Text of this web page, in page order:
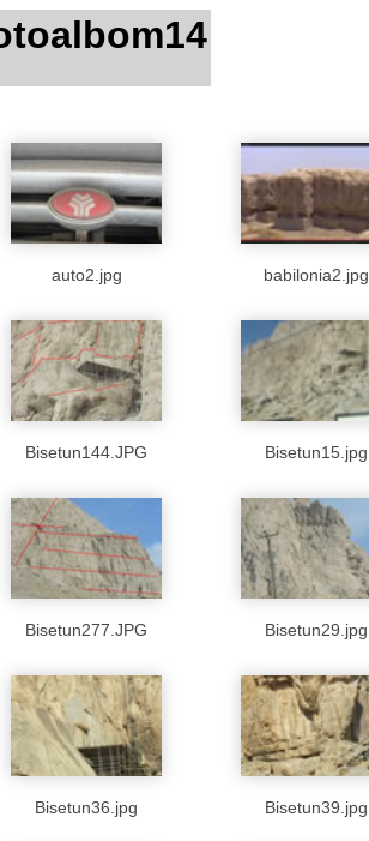
auto2.jpg babilonia2.jpg
Bisetun144.JPG Bisetun15.jpg
Bisetun277.JPG Bisetun29.jpg
Bisetun36.jpg Bisetun39.jpg